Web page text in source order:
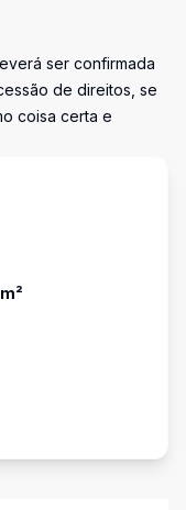
ser confirmada
de direitos, se
coisa certa e
m²